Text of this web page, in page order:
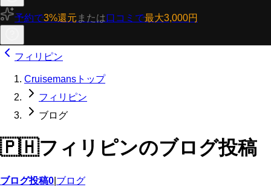
予約で3%還元 または口コミで最大3,000円
フィリピン
Cruisemansトップ
フィリピン
ブログ
🇵🇭フィリピンのブログ投稿
ブログ投稿0 ブログ